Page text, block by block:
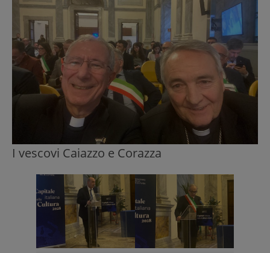
I vescovi Caiazzo e Corazza